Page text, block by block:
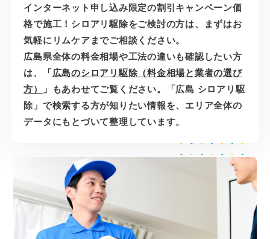
インターネット申し込み限定の割引キャンペーン価
格で施工！シロアリ駆除をご検討の方は、まずはお
気軽にリムケアまでご相談ください。
広島県全体の料金相場や工法の違いも確認したい方
は、「広島のシロアリ駆除（料金相場と業者の選び
方）
」もあわせてご覧ください。「広島 シロアリ駆
除」で検索する方が知りたい情報を、エリア全体の
データにもとづいて整理しています。